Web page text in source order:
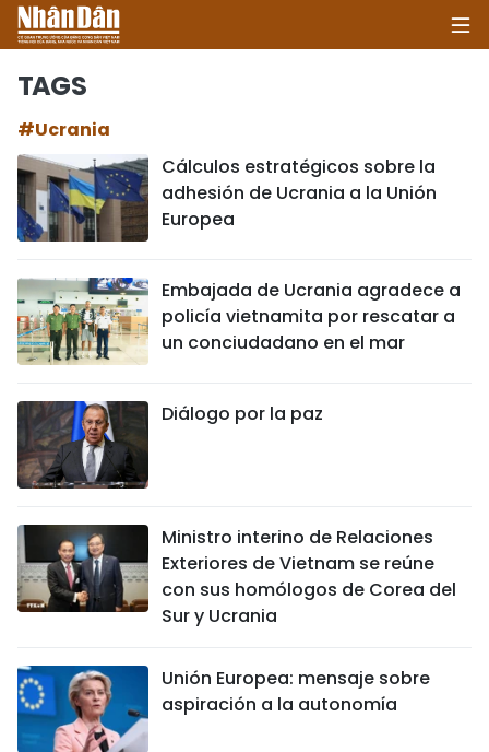
POLÍTICA
SOCIEDAD
CULTURA - ENTRETENIMIENTO
VIAJES
PUENTE DE AMISTAD
HISTORIAS MULTIMEDIA
TAGS
#Ucrania
Cálculos estratégicos sobre la
adhesión de Ucrania a la Unión
Europea
Embajada de Ucrania agradece a
policía vietnamita por rescatar a
un conciudadano en el mar
Diálogo por la paz
Ministro interino de Relaciones
Exteriores de Vietnam se reúne
con sus homólogos de Corea del
Sur y Ucrania
Unión Europea: mensaje sobre
aspiración a la autonomía